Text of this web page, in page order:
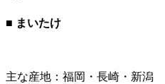
■ まいたけ
主な産地：福岡・長崎・新潟